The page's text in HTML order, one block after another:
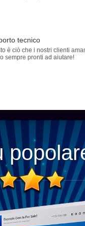
tecnico
è ciò che i nostri clienti
sempre pronti ad aiutare!